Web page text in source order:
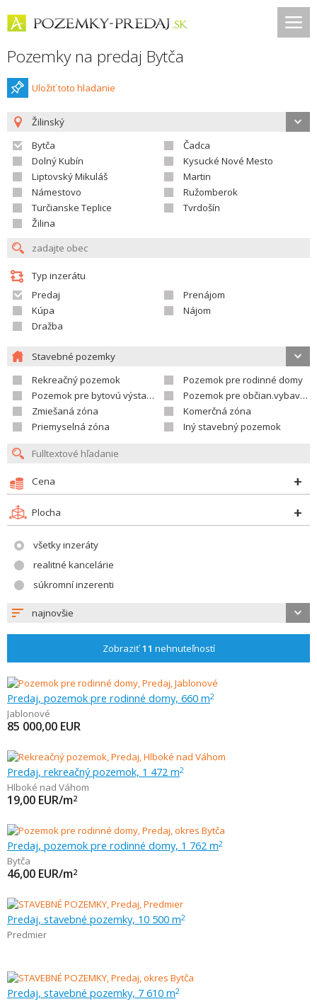
Pozemky na predaj Bytča
Uložiť toto hladanie
Žilinský
Bytča
Čadca
Dolný Kubín
Kysucké Nové Mesto
Liptovský Mikuláš
Martin
Námestovo
Ružomberok
Turčianske Teplice
Tvrdošín
Žilina
Typ inzerátu
Predaj
Prenájom
Kúpa
Nájom
Dražba
Stavebné pozemky
Rekreačný pozemok
Pozemok pre rodinné domy
Pozemok pre bytovú výstavbu
Pozemok pre občian.vybavenosť
Zmiešaná zóna
Komerčná zóna
Priemyselná zóna
Iný stavebný pozemok
Cena
Plocha
všetky inzeráty
realitné kancelárie
súkromní inzerenti
najnovšie
Zobraziť11 nehnuteľností
Predaj, pozemok pre rodinné domy, 660 m2
Jablonové
85 000,00 EUR
Predaj, rekreačný pozemok, 1 472 m2
Hlboké nad Váhom
19,00 EUR/m2
Predaj, pozemok pre rodinné domy, 1 762 m2
Bytča
46,00 EUR/m2
Predaj, stavebné pozemky, 10 500 m2
Predmier
Predaj, stavebné pozemky, 7 610 m2